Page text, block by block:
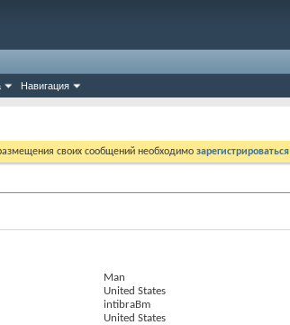
Навигация
своих сообщений необходимо зарегистрироваться
Man
United States
intibraBm
United States